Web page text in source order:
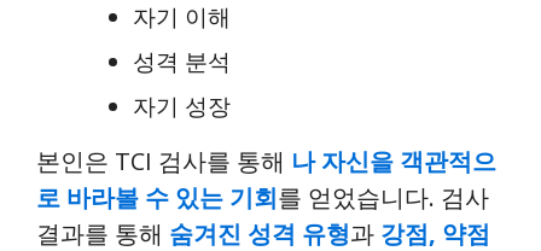
자기 이해
성격 분석
자기 성장
본인은 TCI 검사를 통해 나 자신을 객관적으
로 바라볼 수 있는 기회를 얻었습니다. 검사
결과를 통해 숨겨진 성격 유형과 강점, 약점